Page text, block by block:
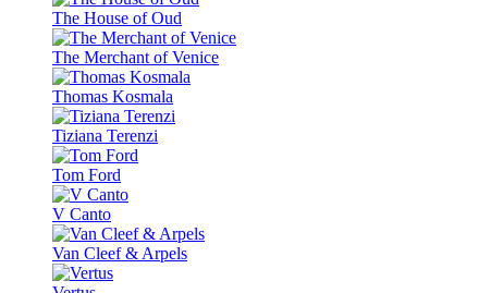
The House of Oud
The Merchant of Venice
Thomas Kosmala
Tiziana Terenzi
Tom Ford
V Canto
Van Cleef & Arpels